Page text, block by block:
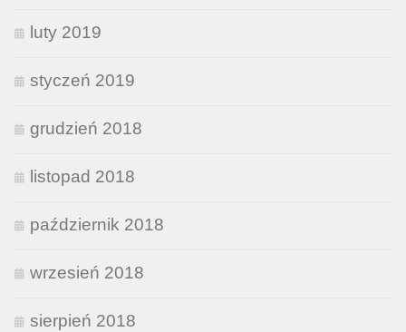
luty 2019
styczeń 2019
grudzień 2018
listopad 2018
październik 2018
wrzesień 2018
sierpień 2018